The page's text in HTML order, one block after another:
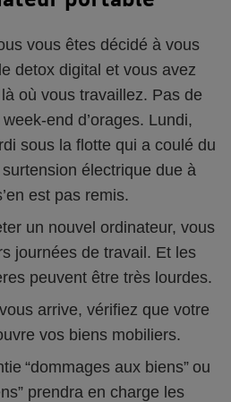
vous êtes décidé à vous
detox digital et vous avez
où vous travaillez. Pas de
end d’orages. Lundi,
sous la flotte qui a coulé du
électrique due à
est pas remis.
un nouvel ordinateur, vous
journées de travail. Et les
peuvent être très lourdes.
arrive, vérifiez que votre
vos biens mobiliers.
“dommages aux biens” ou
prendra en charge les